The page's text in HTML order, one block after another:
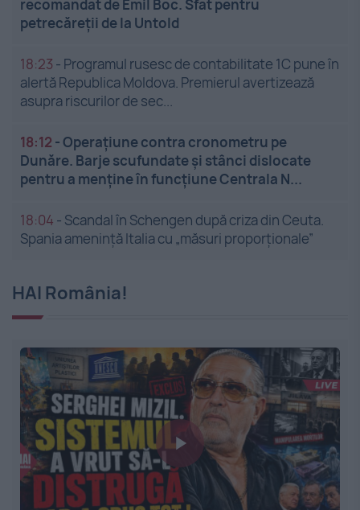
recomandat de Emil Boc. Sfat pentru
petrecăreții de la Untold
18:23 - Programul rusesc de contabilitate 1C pune în
alertă Republica Moldova. Premierul avertizează
asupra riscurilor de sec...
18:12 -Operațiune contra cronometru pe
Dunăre. Barje scufundate și stânci dislocate
pentru a menține în funcțiune Centrala N...
18:04 - Scandal în Schengen după criza din Ceuta.
Spania amenință Italia cu „măsuri proporționale”
HAI România!